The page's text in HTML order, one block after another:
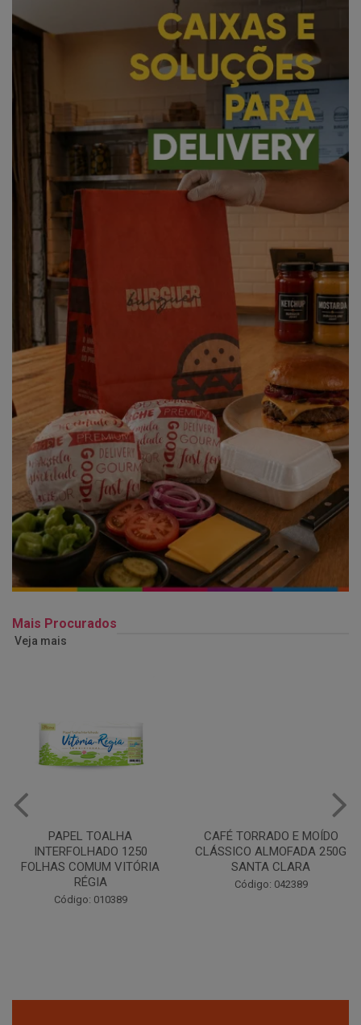
Mais Procurados
Veja mais
PAPEL TOALHA
INTERFOLHADO 1250
FOLHAS COMUM VITÓRIA
RÉGIA
Código: 010389
CAFÉ TORRADO E MOÍDO
CLÁSSICO ALMOFADA 250G
SANTA CLARA
Código: 042389